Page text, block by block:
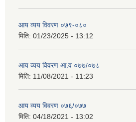
आय व्यय विवरण ०७९-०८०
मिति: 01/23/2025 - 13:12
आय व्यय विवरण आ.व ०७७/०७८
मिति: 11/08/2021 - 11:23
आय व्यय विवरण ०७६/०७७
मिति: 04/18/2021 - 13:02